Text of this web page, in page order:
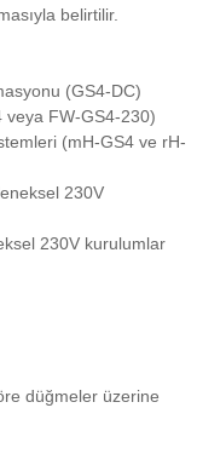
belirtilir.
(GS4-DC)
veya FW-GS4-230)
(mH-GS4 ve rH-
230V
230V kurulumlar
düğmeler üzerine